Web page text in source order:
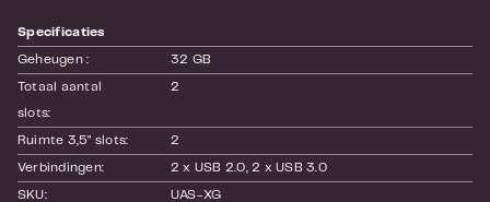
Specificaties
Geheugen : 32 GB
Totaal aantal
slots:
2
Ruimte 3,5" slots: 2
Verbindingen: 2 x USB 2.0 , 2 x USB 3.0
SKU: UAS-XG